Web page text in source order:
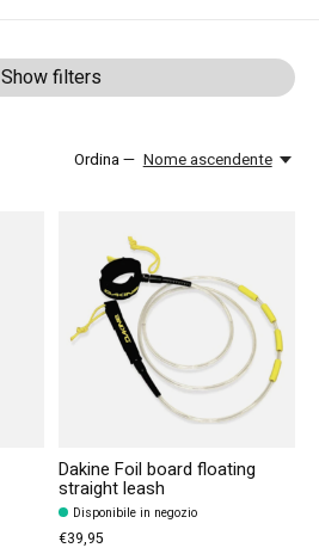
Show filters
Ordina — Nome ascendente
Dakine Foil board floating
straight leash
Disponibile in negozio
€39,95